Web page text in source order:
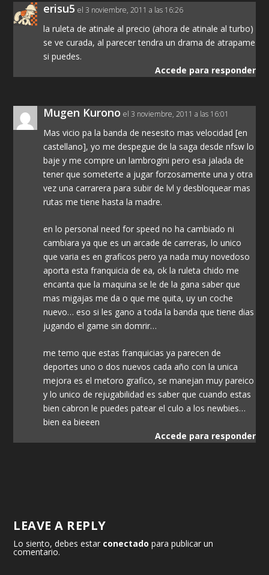
erisu5 el 3 noviembre, 2011 a las 16:26
la ruleta de atinale al precio (ahora de atinale al turbo)
se ve curada, al parecer tendra un drama de atrapame
si puedes.
Accede para responder
Mugen Kurono el 3 noviembre, 2011 a las 16:01
Mas vicio pa la banda de nesesito mas velocidad [en
castellano], yo me despegue de la saga desde nfsw lo
baje y me compre un lambrogini pero esa jalada de
tener que someterte a jugar forzosamente una y otra
vez una carrarera para subir de lvl y desbloquear mas
rutas me tiene hasta la madre.
en lo personal need for speed no ha cambiado ni
cambiara ya que es un arcade de carreras, lo unico
que varia es en graficos pero ya nada muy novedoso
aporta esta franquicia de ea, ok la ruleta chido me
encanta que la maquina se le de la gana saber que
mas migajas me da o que me quita, uy un coche
nuevo… eso si les gano a toda la banda que tiene dias
jugando el game sin domrir…
me temo que estas franquicias ya parecen de
deportes uno o dos nuevos cada año con la unica
mejora es el metoro grafico, se manejan muy pareico
y lo unico de rejugabilidad es saber que cuando estas
bien cabron le puedes patear el culo a los newbies…
bien ea bieeen
Accede para responder
LEAVE A REPLY
Lo siento, debes estar conectado para publicar un
comentario.